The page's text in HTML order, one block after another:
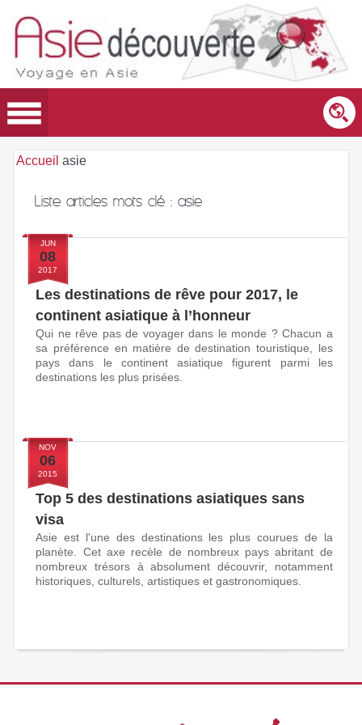
Accueil asie
Liste articles mots clé :asie
JUN
08
2017
Les destinations de rêve pour 2017, le
continent asiatique à l’honneur
Qui ne rêve pas de voyager dans le monde ? Chacun a
sa préférence en matière de destination touristique, les
pays dans le continent asiatique figurent parmi les
destinations les plus prisées.
NOV
06
2015
Top 5 des destinations asiatiques sans
visa
Asie est l'une des destinations les plus courues de la
planète. Cet axe recèle de nombreux pays abritant de
nombreux trésors à absolument découvrir, notamment
historiques, culturels, artistiques et gastronomiques.